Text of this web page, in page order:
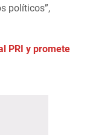
políticos”,
PRI y promete